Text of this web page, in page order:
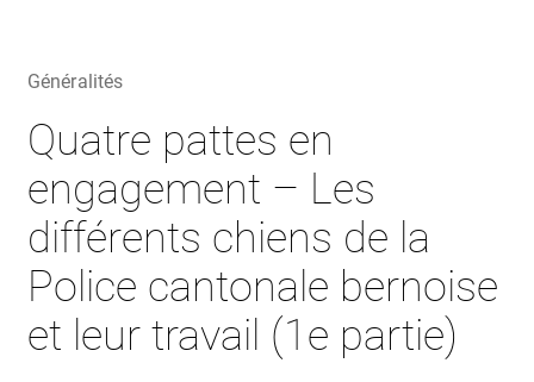
Généralités
Quatre pattes en
engagement – Les
différents chiens de la
Police cantonale bernoise
et leur travail (1e partie)